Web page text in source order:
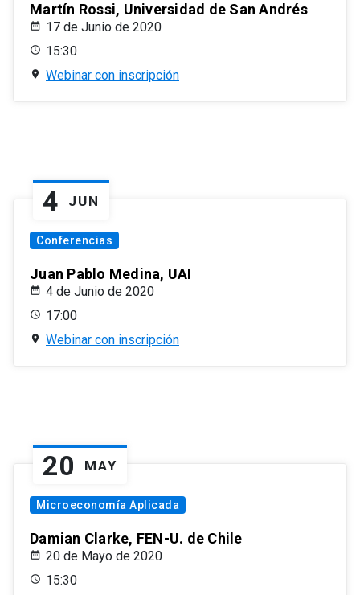
Martín Rossi, Universidad de San Andrés
17 de Junio de 2020
15:30
Webinar con inscripción
4 JUN
Conferencias
Juan Pablo Medina, UAI
4 de Junio de 2020
17:00
Webinar con inscripción
20 MAY
Microeconomía Aplicada
Damian Clarke, FEN-U. de Chile
20 de Mayo de 2020
15:30